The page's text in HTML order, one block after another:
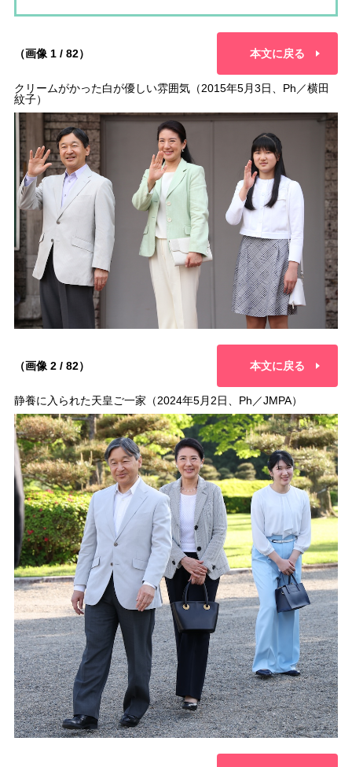
（画像 1 / 82） 本文に戻る
クリームがかった白が優しい雰囲気（2015年5月3日、Ph／横田
紋子）
（画像 2 / 82） 本文に戻る
静養に入られた天皇ご一家（2024年5月2日、Ph／JMPA）